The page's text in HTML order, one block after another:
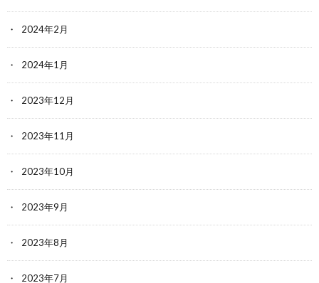
2024年2月
2024年1月
2023年12月
2023年11月
2023年10月
2023年9月
2023年8月
2023年7月